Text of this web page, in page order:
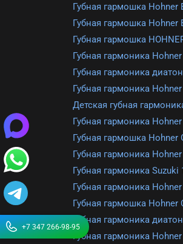
Губная гармошка Hohner
Губная гармоника Suzuki
+7 347 266-98-95